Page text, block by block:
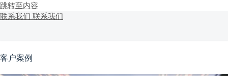
跳转至内容
联系我们 联系我们
客户案例